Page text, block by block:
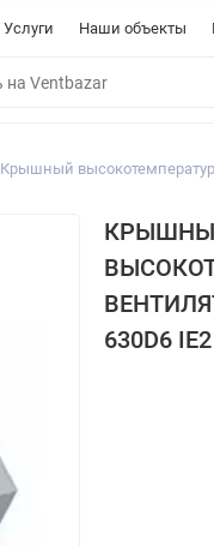
Услуги Наши объекты
Крышный
630D6 IE2